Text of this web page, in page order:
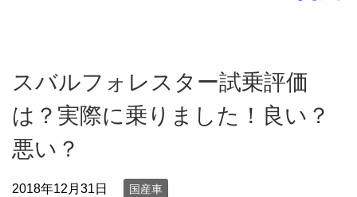
スバルフォレスター試乗評価
は？実際に乗りました！良い？
悪い？
2018年12月31日 国産車